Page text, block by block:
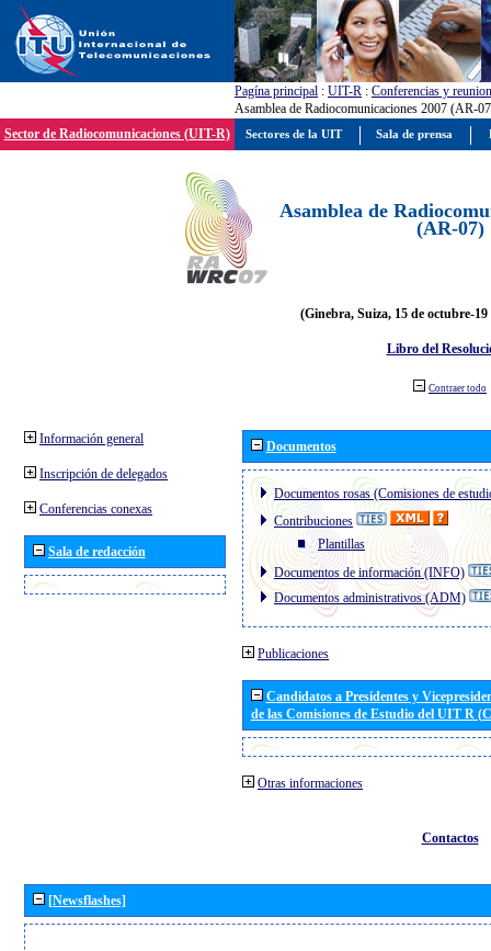
Pagína principal : UIT-R : Conferencias y
Asamblea de Radiocomunicaciones 2007 (AR-
Sector de Radiocomunicaciones (UIT-R)
Asamblea de
(AR-07)
(Ginebra, Suiza, 15 de octubre-19
Libro del
Contraer todo
Información general
Inscripción de delegados
Conferencias conexas
Sala de redacción
Documentos
Documentos rosas (Comisiones de
Contribuciones
Plantillas
Documentos de información (INFO)
Documentos administrativos (ADM)
Publicaciones
Candidatos a Presidentes y
de las Comisiones de Estudio del UIT R
Otras informaciones
Contactos
[Newsflashes]
Sectores de la UIT Sala de prensa